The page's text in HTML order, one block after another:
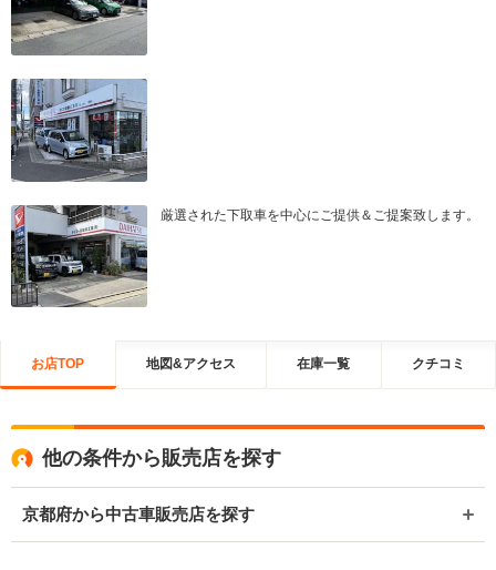
厳選された下取車を中心にご提供＆ご提案致します。
お店TOP 地図&アクセス 在庫一覧 クチコミ
他の条件から販売店を探す
京都府から中古車販売店を探す